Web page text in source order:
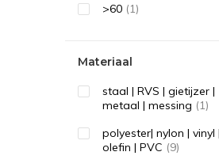
>60 (1)
Materiaal
staal | RVS | gietijzer |
metaal | messing (1)
polyester| nylon | vinyl |
olefin | PVC (9)